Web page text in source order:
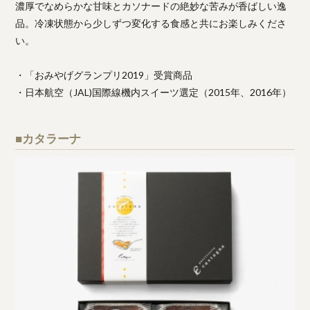
濃厚でなめらかな甘味とカソナードの絶妙な苦みが香ばしい逸
品。冷凍状態から少しずつ変化する食感と共にお楽しみくださ
い。
・「おみやげグランプリ2019」受賞商品
・日本航空（JAL)国際線機内スイーツ選定（2015年、2016年）
■カタラーナ